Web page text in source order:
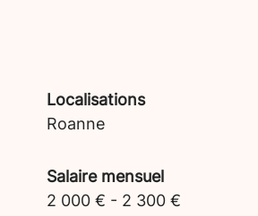
Localisations
Roanne
Salaire mensuel
2 000 € - 2 300 €